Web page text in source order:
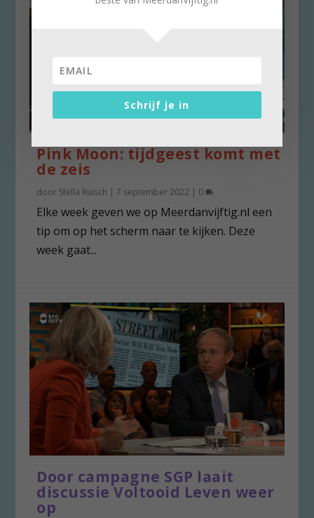
Pink Moon: tijdgeest komt met
de zeis
door Stella Ruisch |7 september 2022 | 0
Elke week geven we op Meerdanvijftig.nl een
tip om op het scherm naar te kijken. Deze
week gaat...
Door campagne SGP laait
discussie Voltooid Leven weer
op
Schrijf je in